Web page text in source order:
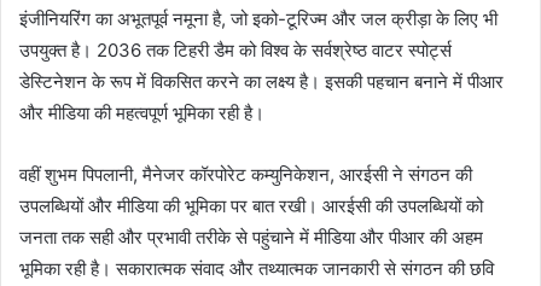
इंजीनियरिंग का अभूतपूर्व नमूना है, जो इको-टूरिज्म और जल क्रीड़ा के लिए भी
उपयुक्त है। 2036 तक टिहरी डैम को विश्व के सर्वश्रेष्ठ वाटर स्पोर्ट्स
डेस्टिनेशन के रूप में विकसित करने का लक्ष्य है। इसकी पहचान बनाने में पीआर
और मीडिया की महत्वपूर्ण भूमिका रही है।
वहीं शुभम पिपलानी, मैनेजर कॉरपोरेट कम्युनिकेशन, आरईसी ने संगठन की
उपलब्धियों और मीडिया की भूमिका पर बात रखी। आरईसी की उपलब्धियों को
जनता तक सही और प्रभावी तरीके से पहुंचाने में मीडिया और पीआर की अहम
भूमिका रही है। सकारात्मक संवाद और तथ्यात्मक जानकारी से संगठन की छवि